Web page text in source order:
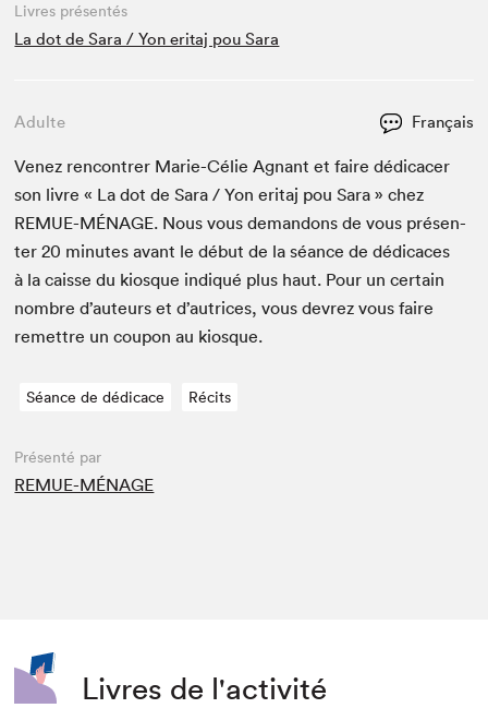
Livres présentés
La dot de Sara / Yon eritaj pou Sara
Adulte Français
Venez ren­con­tr­er Marie-Célie Agnant et faire dédi­cac­er
son livre « La dot de Sara / Yon eri­taj pou Sara » chez
REMUE-MÉNAGE. Nous vous deman­dons de vous présen­
ter20 min­utes avant le début de la séance de dédi­caces
à la caisse du kiosque indiqué plus haut. Pour un cer­tain
nom­bre d’auteurs et d’autrices, vous devrez vous faire
remet­tre un coupon au kiosque.
Séance de dédicace Récits
Présenté par
REMUE-MÉNAGE
Livres de l'activité